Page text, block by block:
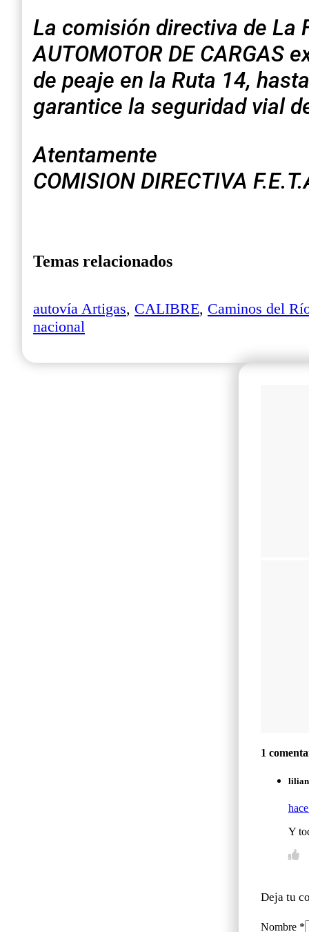
La comisión directiva de La
AUTOMOTOR DE
de peaje en la Ruta 14,
garantice la seguridad vial
Atentamente
COMISION DIRECTIVA
Temas relacionados
autovía Artigas, CALIBRE, Caminos del
nacional
1
Y
Deja tu
Nombre *